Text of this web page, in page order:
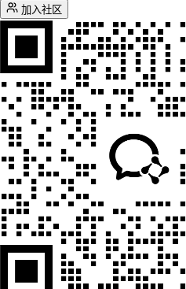
加入社区